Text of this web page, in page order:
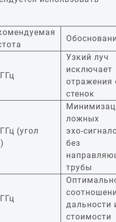
Узкий луч
исключает
отражения
стенок
(угол
ложных
без
трубы
дальности
стоимости